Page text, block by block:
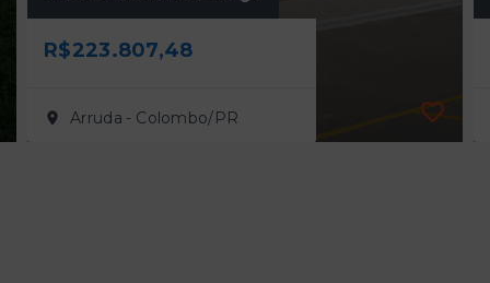
R$223.807,48
Arruda - Colombo/PR